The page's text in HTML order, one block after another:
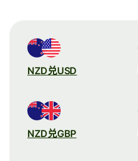
NZD兑USD
NZD兑GBP